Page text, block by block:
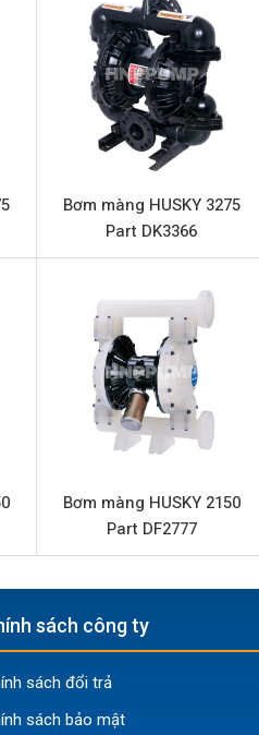
từ hóa chất ăn mòn đến dung
HUSKY 2150 Part DF4311là lựa
nghệ bơm màng khí nén tiên
độ bền cao và khả năng xử lý
Bơm màng HUSKY 3275
Part DK3366
Bơm màng HUSKY 2150
Part DF2777
sách công ty
sách đổi trả
sách bảo mật